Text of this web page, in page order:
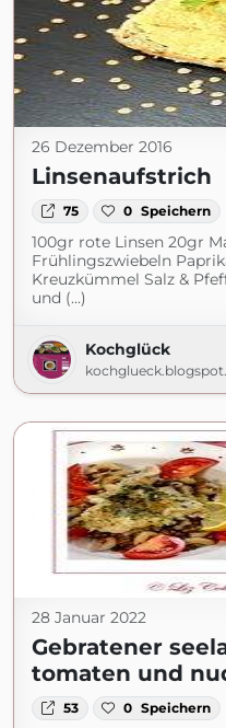
26 Dezember 2016
Linsenaufstrich
75 0 Speichern
100gr rote Linsen 20gr
Frühlingszwiebeln
Kreuzkümmel Salz &
und (...)
Kochglück
28 Januar 2022
Gebratener
tomaten und
53 0 Speichern